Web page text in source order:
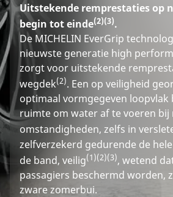
Uitstekende remprestaties op
begin tot einde(2)(3).
De MICHELIN EverGrip
nieuwste generatie high
zorgt voor uitstekende
wegdek(2). Een op veiligheid
optimaal vormgegeven loopvlak
ruimte om water af te voeren bij
omstandigheden, zelfs in
zelfverzekerd gedurende de
de band, veilig(1)(2)(3), wetend
passagiers beschermd worden,
zware zomerbui.